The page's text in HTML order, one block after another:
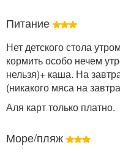
Питание
Нет детского стола
кормить особо нечем
нельзя)+ каша. На
(никакого мяса на
Аля карт только платно.
Море/пляж